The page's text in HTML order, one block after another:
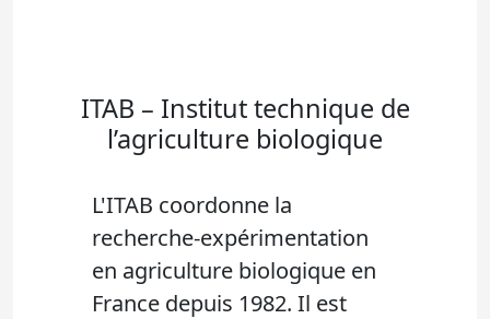
ITAB – Institut technique de
l’agriculture biologique
L'ITAB coordonne la
recherche-expérimentation
en agriculture biologique en
France depuis 1982. Il est